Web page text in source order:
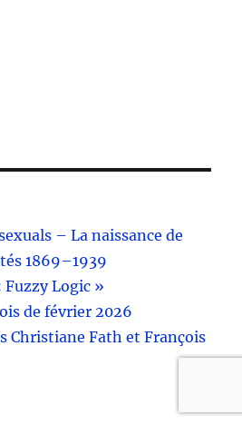
– La naissance de
1869–1939
Logic »
de février 2026
Christiane Fath et François